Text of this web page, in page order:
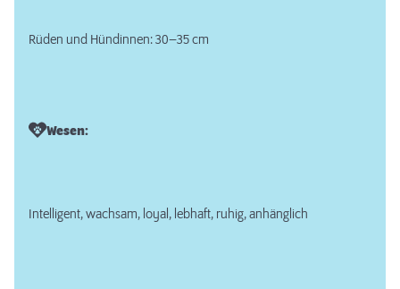
Rüden und Hündinnen: 30–35 cm
Wesen:
Intelligent, wachsam, loyal, lebhaft, ruhig, anhänglich